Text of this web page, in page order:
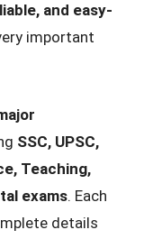
and easy-
important
SSC, UPSC,
Teaching,
exams. Each
details